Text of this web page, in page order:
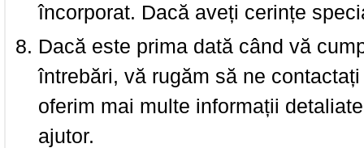
încorporat. Dacă aveți cerințe
Dacă este prima dată când vă
întrebări, vă rugăm să ne
oferim mai multe informații
ajutor.